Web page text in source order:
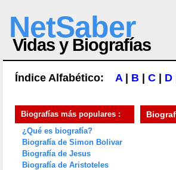
NetSaber
Vidas y Biografías
Índice Alfabético: A| B C D
Biografías más populares :
¿Qué es biografía?
Biografía de Simon Bolivar
Biografía de Jesus
Biografía de Aristoteles